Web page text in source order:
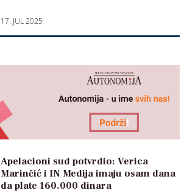
17. JUL 2025
Apelacioni sud potvrdio: Verica
Marinčić i IN Medija imaju osam dana
da plate 160.000 dinara